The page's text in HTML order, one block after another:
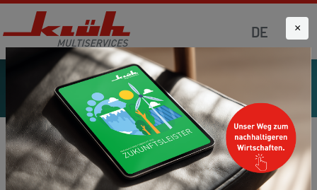
DE
Startseite Aktuelles Klüh4all
×